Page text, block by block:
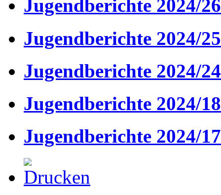
Jugendberichte 2024/26
Jugendberichte 2024/25
Jugendberichte 2024/24
Jugendberichte 2024/18
Jugendberichte 2024/17